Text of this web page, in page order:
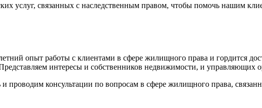
услуг, связанных с наследственным правом, чтобы помочь нашим
опыт работы с клиентами в сфере жилищного права и гордится
интересы и собственников недвижимости, и управляющих
проводим консультации по вопросам в сфере жилищного права,